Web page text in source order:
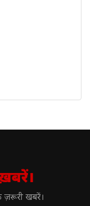
ज़रूरी खबरें।